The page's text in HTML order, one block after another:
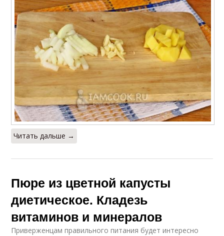
Читать дальше →
Пюре из цветной капусты
диетическое. Кладезь
витаминов и минералов
Приверженцам правильного питания будет интересно